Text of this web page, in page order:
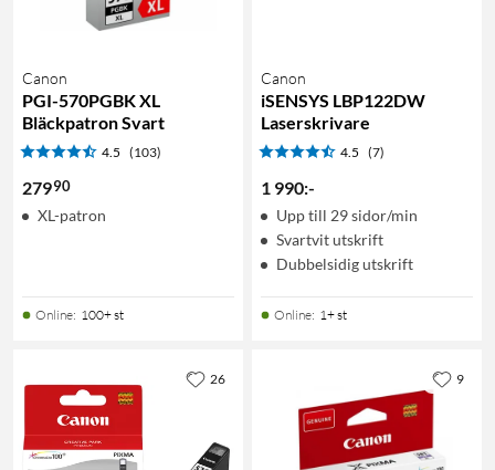
Canon
PGI-570PGBK XL
Bläckpatron Svart
4.5 (103)
27990
XL-patron
Online: 100+ st
Canon
iSENSYS LBP122DW
Laserskrivare
4.5 (7)
1 990:-
Upp till 29 sidor/min
Svartvit utskrift
Dubbelsidig utskrift
Online: 1+ st
26 9